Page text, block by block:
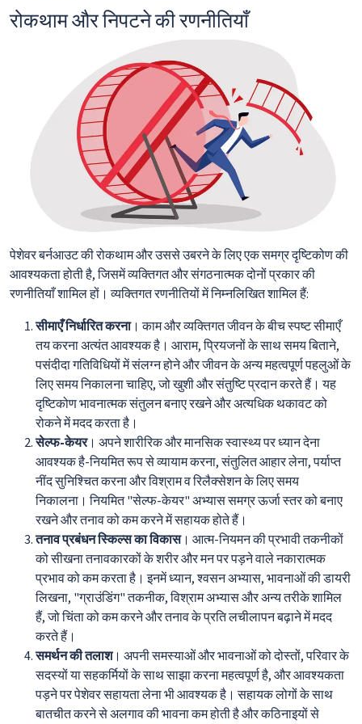
रोकथाम और निपटने की रणनीतियाँ
पेशेवर बर्नआउट की रोकथाम और उससे उबरने के लिए एक समग्र दृष्टिकोण की
आवश्यकता होती है, जिसमें व्यक्तिगत और संगठनात्मक दोनों प्रकार की
रणनीतियाँ शामिल हों। व्यक्तिगत रणनीतियों में निम्नलिखित शामिल हैं:
सीमाएँ निर्धारित करना। काम और व्यक्तिगत जीवन के बीच स्पष्ट सीमाएँ
तय करना अत्यंत आवश्यक है। आराम, प्रियजनों के साथ समय बिताने,
पसंदीदा गतिविधियों में संलग्न होने और जीवन के अन्य महत्वपूर्ण पहलुओं के
लिए समय निकालना चाहिए, जो खुशी और संतुष्टि प्रदान करते हैं। यह
दृष्टिकोण भावनात्मक संतुलन बनाए रखने और अत्यधिक थकावट को
रोकने में मदद करता है।
सेल्फ-केयर। अपने शारीरिक और मानसिक स्वास्थ्य पर ध्यान देना
आवश्यक है-नियमित रूप से व्यायाम करना, संतुलित आहार लेना, पर्याप्त
नींद सुनिश्चित करना और विश्राम व रिलैक्सेशन के लिए समय
निकालना। नियमित "सेल्फ-केयर" अभ्यास समग्र ऊर्जा स्तर को बनाए
रखने और तनाव को कम करने में सहायक होते हैं।
तनाव प्रबंधन स्किल्स का विकास। आत्म-नियमन की प्रभावी तकनीकों
को सीखना तनावकारकों के शरीर और मन पर पड़ने वाले नकारात्मक
प्रभाव को कम करता है। इनमें ध्यान, श्वसन अभ्यास, भावनाओं की डायरी
लिखना, "ग्राउंडिंग" तकनीक, विश्राम अभ्यास और अन्य तरीके शामिल
हैं, जो चिंता को कम करने और तनाव के प्रति लचीलापन बढ़ाने में मदद
करते हैं।
समर्थन की तलाश। अपनी समस्याओं और भावनाओं को दोस्तों, परिवार के
सदस्यों या सहकर्मियों के साथ साझा करना महत्वपूर्ण है, और आवश्यकता
पड़ने पर पेशेवर सहायता लेना भी आवश्यक है। सहायक लोगों के साथ
बातचीत करने से अलगाव की भावना कम होती है और कठिनाइयों से